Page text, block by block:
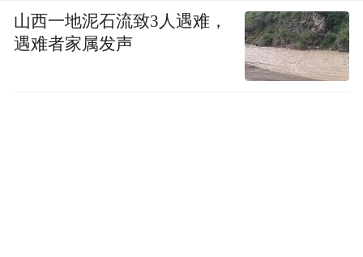
山西一地泥石流致3人遇难，
遇难者家属发声